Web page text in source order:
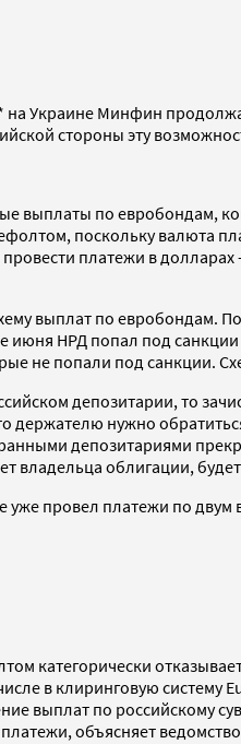
Украине Минфин
стороны эту
выплаты по евробондам,
поскольку валюта
платежи в долларах
выплат по евробондам.
июня НРД попал под
не попали под санкции.
депозитарии, то
держателю нужно
депозитариями
владельца облигации,
провел платежи по двум
категорически
в клиринговую систему
выплат по российскому
объясняет